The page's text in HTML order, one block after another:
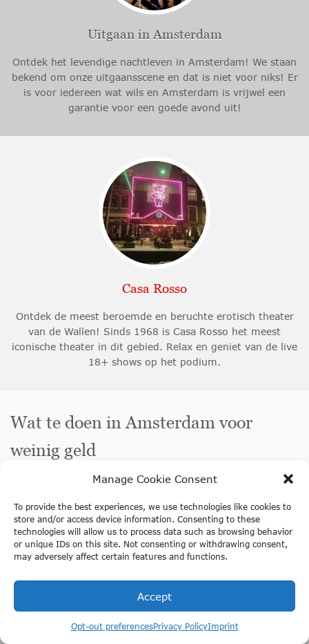
Manage Cookie Consent
To provide the best experiences, we use technologies like cookies to
store and/or access device information. Consenting to these
technologies will allow us to process data such as browsing behavior
or unique IDs on this site. Not consenting or withdrawing consent,
may adversely affect certain features and functions.
Accept
Opt-out preferencesPrivacy PolicyImprint
Uitgaan in Amsterdam
Ontdek het levendige nachtleven in Amsterdam! We staan
bekend om onze uitgaansscene en dat is niet voor niks! Er
is voor iedereen wat wils en Amsterdam is vrijwel een
garantie voor een goede avond uit!
Casa Rosso
Ontdek de meest beroemde en beruchte erotisch theater
van de Wallen! Sinds 1968 is Casa Rosso het meest
iconische theater in dit gebied. Relax en geniet van de live
18+ shows op het podium.
Wat te doen in Amsterdam voor
weinig geld
Wat te doen in Amsterdam met een low budget? Zoals je
stukje duurder dan andere delen van Nederland. Dat
betekent natuurlijk niet dat je geen leuke dingen kunt
doen met een beperkt budget! Je moet je dag of dagen
misschien wat beter plannen en proberen om voordeliger
opties voor je geselecteerd die je kunt doen die niet duur